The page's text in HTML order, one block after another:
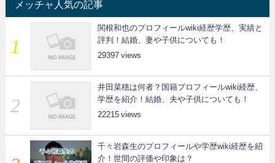
メッチャ人気の記事
関根和也のプロフィールwiki経歴学歴、実績と
評判！結婚、妻や子供についても！
29397
井田菜穂は何者？国籍プロフィールwiki経歴、
学歴を紹介！結婚、夫や子供についても！
22215
千々岩森生のプロフィールや学歴wiki経歴を紹
介！世間の評価や印象は？